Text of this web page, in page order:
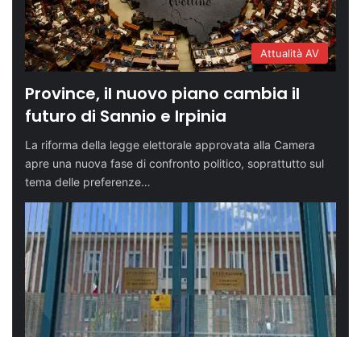
Attualità AV
Province, il nuovo piano cambia il
futuro di Sannio e Irpinia
La riforma della legge elettorale approvata alla Camera
apre una nuova fase di confronto politico, soprattutto sul
tema delle preferenze…